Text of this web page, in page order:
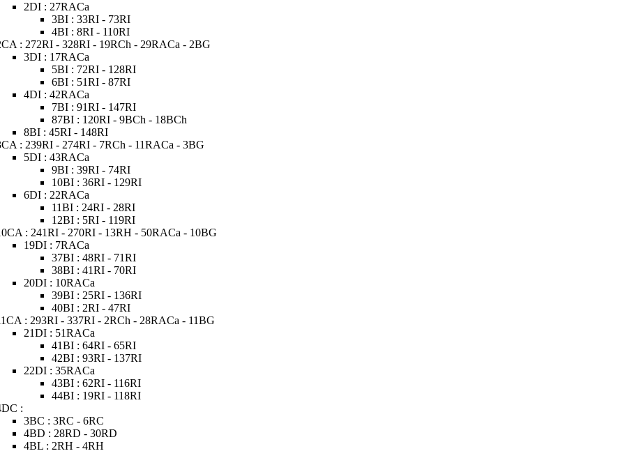
2DI : 27RACa
3BI : 33RI - 73RI
4BI : 8RI - 110RI
: 272RI - 328RI - 19RCh - 29RACa - 2BG
3DI : 17RACa
5BI : 72RI - 128RI
6BI : 51RI - 87RI
4DI : 42RACa
7BI : 91RI - 147RI
87BI : 120RI - 9BCh - 18BCh
8BI : 45RI - 148RI
: 239RI - 274RI - 7RCh - 11RACa - 3BG
5DI : 43RACa
9BI : 39RI - 74RI
10BI : 36RI - 129RI
6DI : 22RACa
11BI : 24RI - 28RI
12BI : 5RI - 119RI
: 241RI - 270RI - 13RH - 50RACa - 10BG
19DI : 7RACa
37BI : 48RI - 71RI
38BI : 41RI - 70RI
20DI : 10RACa
39BI : 25RI - 136RI
40BI : 2RI - 47RI
: 293RI - 337RI - 2RCh - 28RACa - 11BG
21DI : 51RACa
41BI : 64RI - 65RI
42BI : 93RI - 137RI
22DI : 35RACa
43BI : 62RI - 116RI
44BI : 19RI - 118RI
:
3BC : 3RC - 6RC
4BD : 28RD - 30RD
4BL : 2RH - 4RH